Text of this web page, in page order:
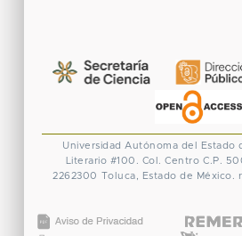
Universidad Autónoma del Estado
Literario #100. Col. Centro C.P.
2262300 Toluca, Estado de México.